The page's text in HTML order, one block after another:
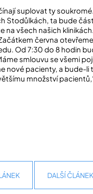
suplovat ty
Stodůlkách, ta bude
všech našich
června
Od 7:30 do 8 hodin
smlouvu se všemi
nové pacienty, a bude-
množství
DALŠÍ ČLÁNEK